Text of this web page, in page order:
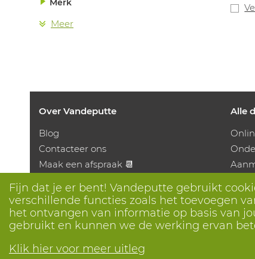
Merk
Meer
Fijn dat je er bent! Vandeputte gebruikt
verschillende functies zoals het toevoegen
het ontvangen van informatie op basis van
gebruikt en kunnen we de werking ervan
Klik hier voor meer uitleg
Over Vandeputte
Blog
Contacteer ons
Maak een afspraak 📆
Ondernemen
Werken bij Vandeputte
Retourformulier
Alle